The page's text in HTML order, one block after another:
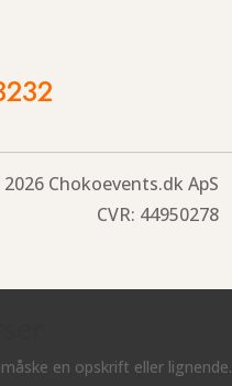
Chokoevents.dk ApS
CVR: 44950278
en opskrift eller lignende.